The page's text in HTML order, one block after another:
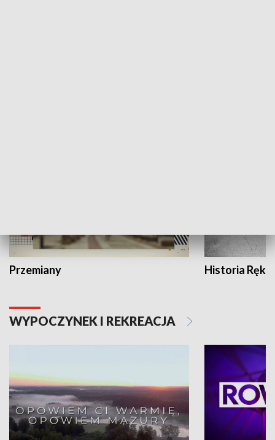
Przemiany Historia Ręką
WYPOCZYNEK I REKREACJA